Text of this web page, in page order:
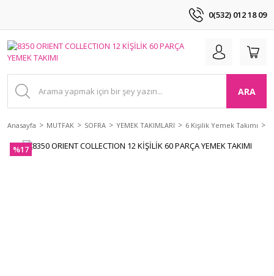
0(532) 012 18 09
ARA
Anasayfa MUTFAK SOFRA YEMEK TAKIMLARI 6 Kişilik Yemek Takımı
%17